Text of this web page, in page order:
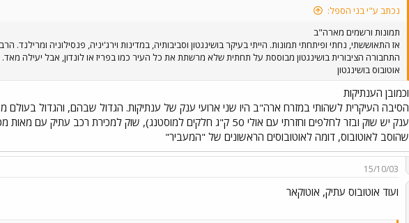
נכתב ע"י בני הספל:
תמונות ורשמים מארה"ב
אז התאוששתי, נחתי ופיתחתי תמונות. הייתי בעיקר בושינגטון וסביבותיה, במדינות וירג'יניה, פנסילוניה ומרילנד.
התחבורה הציבורית בושינגטון מבוססת על תחתית שלא מרשתת את כל העיר כמו בפריז או לונדון, אבל יעילה
אוטובוס בושינגטון
וכמובן הענתיקות
הסיבה העיקרית לשהותי במזרח ארה"ב היו שני ארועי ענק של ענתיקות. הגדול שבהם, והגדול
שהוסב לאוטובוס, דומה לאוטובוסים הראשונים של "המעביר"
15/10/03
ועוד אוטובוס עתיק, אוטוקאר